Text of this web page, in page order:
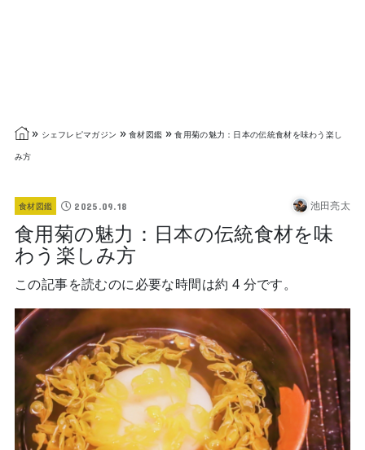
» シェフレピマガジン » 食材図鑑 » 食用菊の魅力：日本の伝統食材を味わう楽し
み方
食材図鑑 2025.09.18 池田亮太
食用菊の魅力：日本の伝統食材を味
わう楽しみ方
この記事を読むのに必要な時間は約 4 分です。